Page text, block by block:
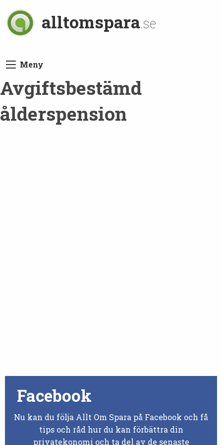
alltomspara.se
Meny
Avgiftsbestämd
ålderspension
Facebook
Nu kan du följa Allt Om Spara på Facebook och få
tips och råd hur du kan förbättra din
privatekonomi och ta del av de senaste